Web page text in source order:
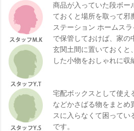
商品が入っていた段ボー
ておくと場所を取って邪
ステーション ホームス
で保管しておけば、家の
玄関土間に置いておくと
した小物をおしゃれに収
宅配ボックスとして使え
などかさばる物をまとめ
スに入らなくて困ってい
です。